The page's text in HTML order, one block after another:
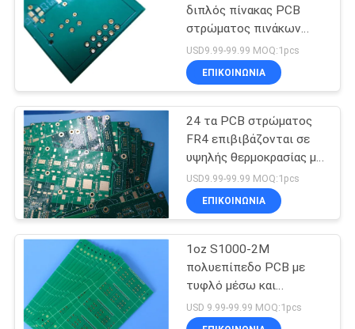
ΈΛΕΓΧΟΣ
ΠΟΙΌΤΗΤΑΣ
ΕΠΙΚΟΙΝΩΝΉΣΤΕ
ΜΑΖΊ
ΜΑΣ
ΕΙΔΉΣΕΙΣ
ΥΠΟΘΈΣΕΙΣ
SITEMAP
Taconic PCB
Πίνακας PCB PTFE
διπλός πίνακας PCB
στρώματος πινάκων
κυκλωμάτων
στηρίχτηκε σε FR-4 με
το χαλκό 2oz
USD9.99-99.99 MOQ:1pcs
ΕΠΙΚΟΙΝΩΝΙΑ
24 τα PCB στρώματος
FR4 επιβιβάζονται σε
υψηλής θερμοκρασίας με
τη σύνθετη αντίσταση
100 ωμ
USD9.99-99.99 MOQ:1pcs
ΕΠΙΚΟΙΝΩΝΙΑ
1oz S1000-2M
πολυεπίπεδο PCB με
τυφλό μέσω και
ελεγχόμενη αντίσταση
USD 9.99-99.99 MOQ:1pcs